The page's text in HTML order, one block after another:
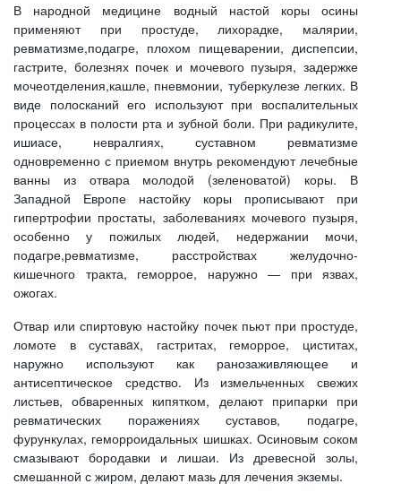
В народной медицине водный настой коры осины
применяют при простуде, лихорадке, малярии,
ревматизме,подагре, плохом пищеварении, диспепсии,
гастрите, болезнях почек и мочевого пузыря, задержке
мочеотделения,кашле, пневмонии, туберкулезе легких. В
виде полосканий его используют при воспалительных
процессах в полости рта и зубной боли. При радикулите,
ишиасе, невралгиях, суставном ревматизме
одновременно с приемом внутрь рекомендуют лечебные
ванны из отвара молодой (зеленоватой) коры. В
Западной Европе настойку коры прописывают при
гипертрофии простаты, заболеваниях мочевого пузыря,
особенно у пожилых людей, недержании мочи,
подагре,ревматизме, расстройствах желудочно-
кишечного тракта, геморрое, наружно — при язвах,
ожогах.
Отвар или спиртовую настойку почек пьют при простуде,
ломоте в суставax, гастритах, геморрое, циститах,
наружно используют как ранозаживляющее и
антисептическое средство. Из измельченных свежих
листьев, обваренных кипятком, делают припарки при
ревматических поражениях суставов, подагре,
фурункулах, геморроидальных шишках. Осиновым соком
смазывают бородавки и лишаи. Из древесной золы,
смешанной с жиром, делают мазь для лечения экземы.